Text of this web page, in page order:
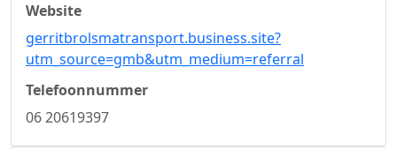
Website
gerritbrolsmatransport.business.site?
utm_source=gmb&utm_medium=referral
Telefoonnummer
06 20619397